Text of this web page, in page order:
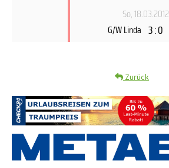
So, 18.03.2012
G/W Linda 3 : 0
Zurück